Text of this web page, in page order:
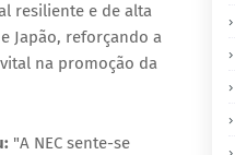
resiliente e de alta
Japão, reforçando a
na promoção da
"A NEC sente-se